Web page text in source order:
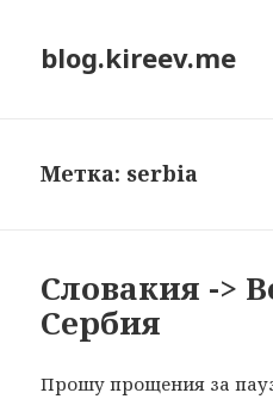
blog.kireev.me
Метка: serbia
Словакия ->
Сербия
Прошу прощения за